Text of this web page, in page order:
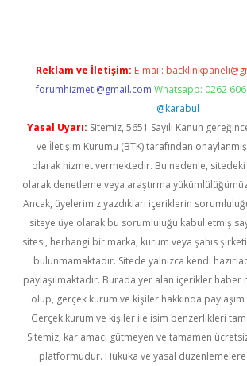
Reklam ve İletişim: E-mail:
forumhizmeti@gmail.com Whatsapp: 0262
@karabul
Yasal Uyarı: Sitemiz, 5651 Sayılı Kanun
ve İletişim Kurumu (BTK) tarafından onaylanmış
olarak hizmet vermektedir. Bu nedenle,
olarak denetleme veya araştırma
Ancak, üyelerimiz yazdıkları içeriklerin
siteye üye olarak bu sorumluluğu kabul etmiş
sitesi, herhangi bir marka, kurum veya şahıs
bulunmamaktadır. Sitede yalnızca kendi
paylaşılmaktadır. Burada yer alan içerikler haber
olup, gerçek kurum ve kişiler hakkında paylaşım
Gerçek kurum ve kişiler ile isim benzerlikleri
Sitemiz, kar amacı gütmeyen ve tamamen
platformudur. Hukuka ve yasal düzenlemelere